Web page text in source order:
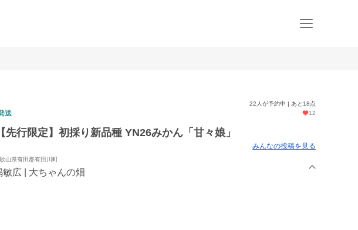
22人が予約中 | あと18点
送 12
先行限定】初採り新品種 YN26みかん「甘々娘」
みんなの投稿を見る
山県有田郡有田川町
敏広 | 大ちゃんの畑